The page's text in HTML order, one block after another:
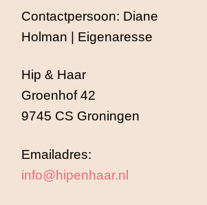
Contactpersoon: Diane
Holman | Eigenaresse
Hip & Haar
Groenhof 42
9745 CS Groningen
Emailadres:
info@hipenhaar.nl